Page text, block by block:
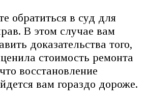
обратиться в суд для
В этом случае вам
доказательства того,
стоимость ремонта
восстановление
вам гораздо дороже.